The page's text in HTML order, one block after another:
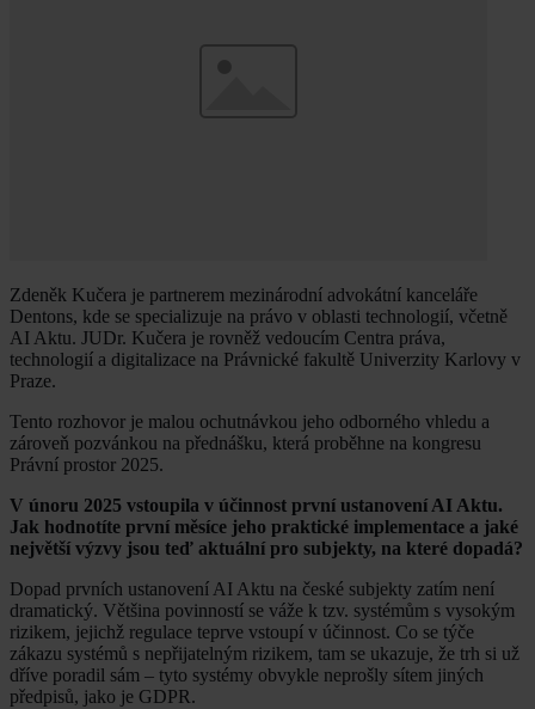
Zdeněk Kučera je partnerem mezinárodní advokátní kanceláře
Dentons, kde se specializuje na právo v oblasti technologií, včetně
AI Aktu. JUDr. Kučera je rovněž vedoucím Centra práva,
technologií a digitalizace na Právnické fakultě Univerzity Karlovy v
Praze.
Tento rozhovor je malou ochutnávkou jeho odborného vhledu a
zároveň pozvánkou na přednášku, která proběhne na kongresu
Právní prostor 2025.
V únoru 2025 vstoupila v účinnost první ustanovení AI Aktu.
Jak hodnotíte první měsíce jeho praktické implementace a jaké
největší výzvy jsou teď aktuální pro subjekty, na které dopadá?
Dopad prvních ustanovení AI Aktu na české subjekty zatím není
dramatický. Většina povinností se váže k tzv. systémům s vysokým
rizikem, jejichž regulace teprve vstoupí v účinnost. Co se týče
zákazu systémů s nepřijatelným rizikem, tam se ukazuje, že trh si už
dříve poradil sám – tyto systémy obvykle neprošly sítem jiných
předpisů, jako je GDPR.